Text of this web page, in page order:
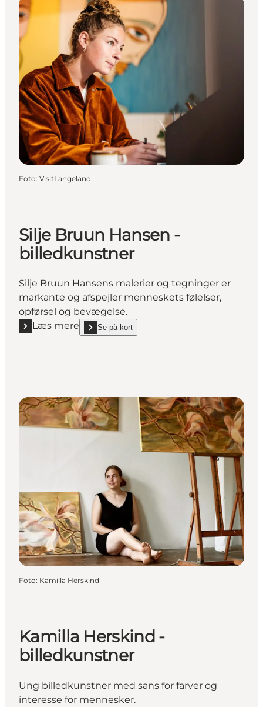
Foto: VisitLangeland
Silje Bruun Hansen -
billedkunstner
Silje Bruun Hansens malerier og tegninger er
markante og afspejler menneskets følelser,
opførsel og bevægelse.
Læs mere
Læs mere "Silje Bruun Hansen - billedkunstner"
Se på kort
show Silje Bruun Hansen - billedkunstner on_map
Foto: Kamilla Herskind
Kamilla Herskind -
billedkunstner
Ung billedkunstner med sans for farver og
interesse for mennesker.